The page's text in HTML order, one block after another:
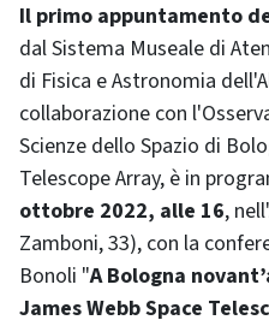
Il primo appuntamento
dal Sistema Museale di
di Fisica e Astronomia
collaborazione con
Scienze dello Spazio di
Telescope Array, è in
ottobre 2022, alle 16,
Zamboni, 33), con la
Bonoli "A Bologna
James Webb Space